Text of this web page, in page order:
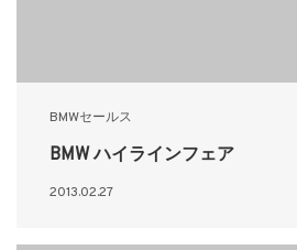
BMWセールス
BMW ハイラインフェア
2013.02.27